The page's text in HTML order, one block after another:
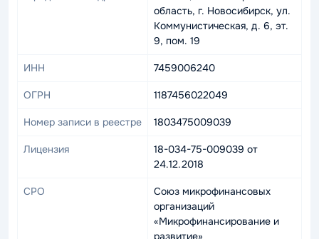
область, г. Новосибирск, ул.
Коммунистическая, д. 6, эт.
9, пом. 19
ИНН 7459006240
ОГРН 1187456022049
Номер записи в реестре 1803475009039
Лицензия
18-034-75-009039 от
24.12.2018
СРО
Союз микрофинансовых
организаций
«Микрофинансирование и
развитие»